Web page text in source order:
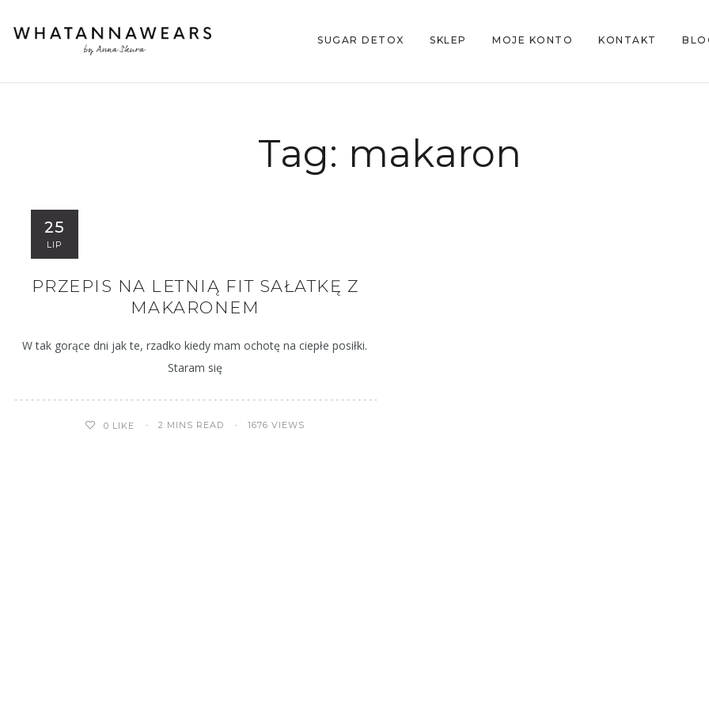
SUGAR DETOX SKLEP MOJE KONTO KONTAKT
Tag: makaron
25
LIP
PRZEPIS NA LETNIĄ FIT SAŁATKĘ Z
MAKARONEM
W tak gorące dni jak te, rzadko kiedy mam ochotę na ciepłe posiłki.
Staram się
0 LIKE 2 MINS READ 1676 VIEWS